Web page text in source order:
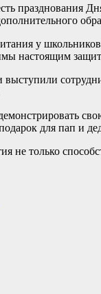
празднования
у
настоящим
для пап и
не только